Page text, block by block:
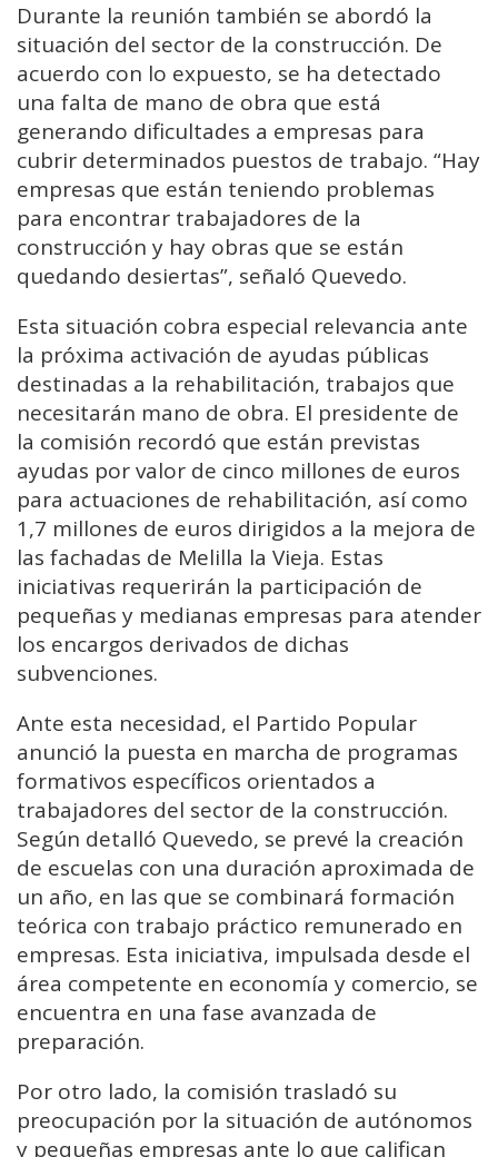
Durante la reunión también se abordó la
situación del sector de la construcción. De
acuerdo con lo expuesto, se ha detectado
una falta de mano de obra que está
generando dificultades a empresas para
cubrir determinados puestos de trabajo. “Hay
empresas que están teniendo problemas
para encontrar trabajadores de la
construcción y hay obras que se están
quedando desiertas”, señaló Quevedo.
Esta situación cobra especial relevancia ante
la próxima activación de ayudas públicas
destinadas a la rehabilitación, trabajos que
necesitarán mano de obra. El presidente de
la comisión recordó que están previstas
ayudas por valor de cinco millones de euros
para actuaciones de rehabilitación, así como
1,7 millones de euros dirigidos a la mejora de
las fachadas de Melilla la Vieja. Estas
iniciativas requerirán la participación de
pequeñas y medianas empresas para atender
los encargos derivados de dichas
subvenciones.
Ante esta necesidad, el Partido Popular
anunció la puesta en marcha de programas
formativos específicos orientados a
trabajadores del sector de la construcción.
Según detalló Quevedo, se prevé la creación
de escuelas con una duración aproximada de
un año, en las que se combinará formación
teórica con trabajo práctico remunerado en
empresas. Esta iniciativa, impulsada desde el
área competente en economía y comercio, se
encuentra en una fase avanzada de
preparación.
Por otro lado, la comisión trasladó su
preocupación por la situación de autónomos
y pequeñas empresas ante lo que califican